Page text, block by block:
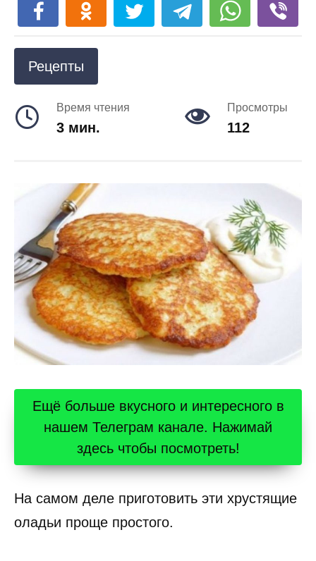
Рецепты
Время чтения
3 мин.
Просмотры
112
Ещё больше вкусного и интересного в
нашем Телеграм канале. Нажимай
здесь чтобы посмотреть!
На самом деле приготовить эти хрустящие
оладьи проще простого.